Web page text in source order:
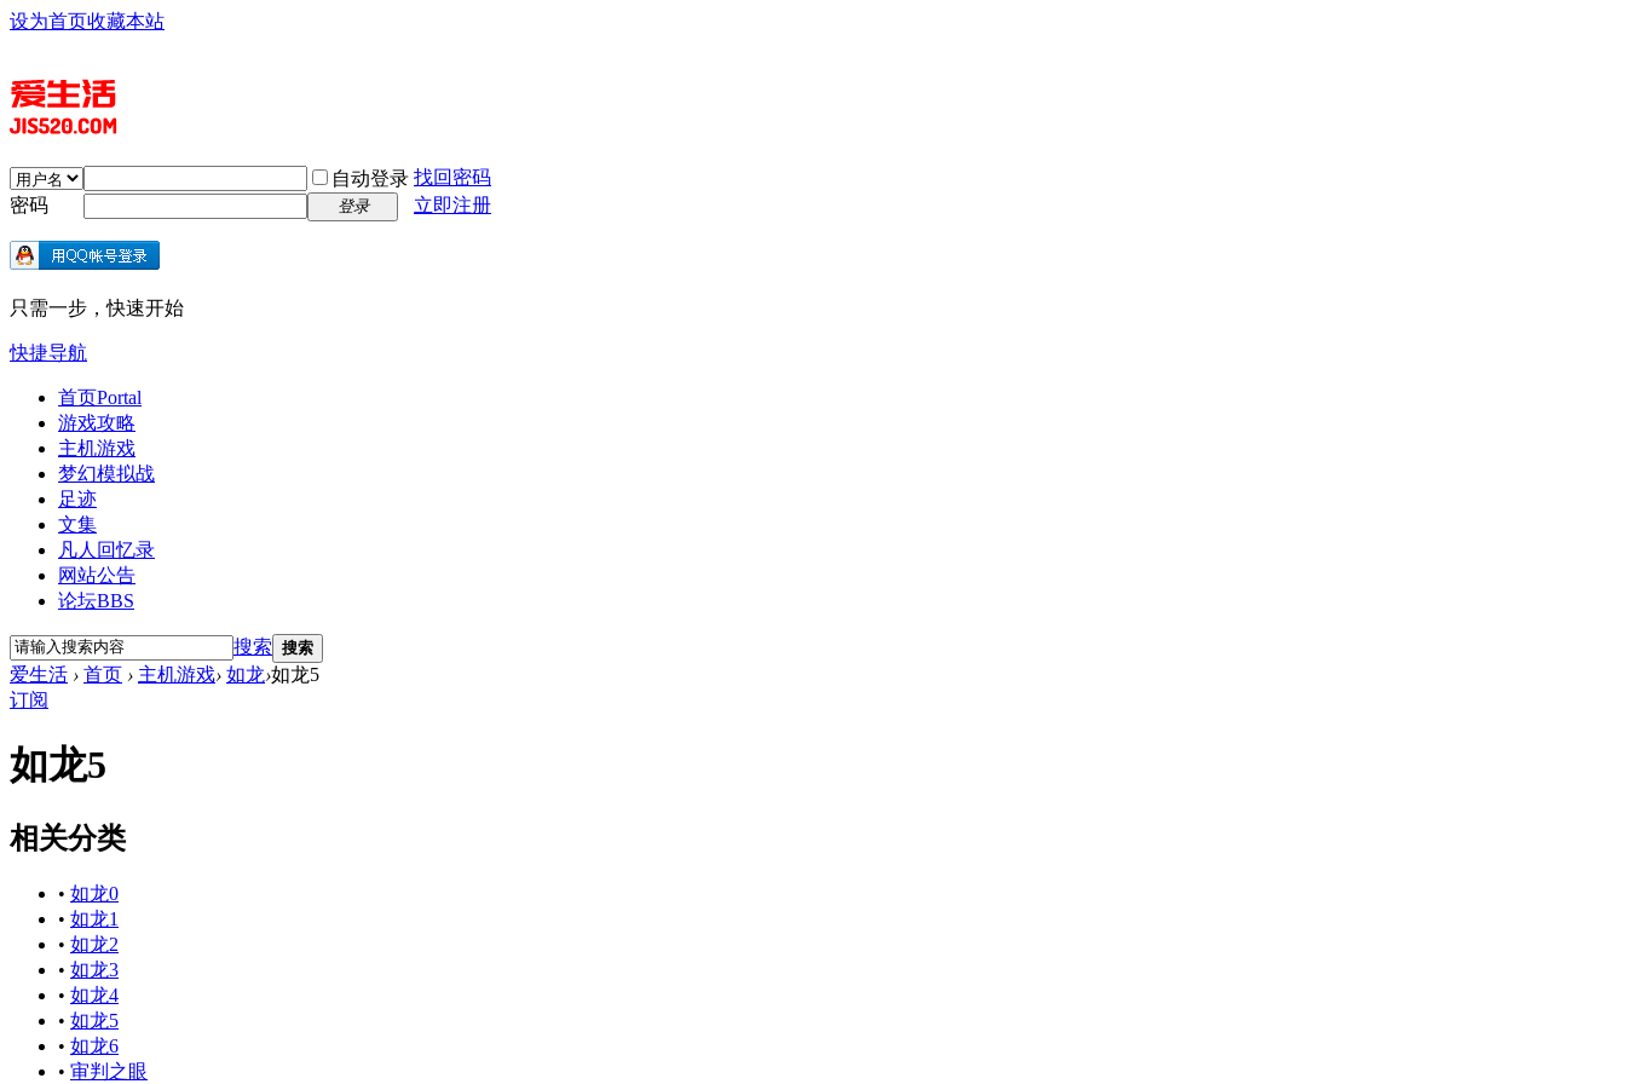
设为首页收藏本站
自动登录 找回密码
密码
登录 立即注册
只需一步，快速开始
快捷导航
首页Portal
游戏攻略
主机游戏
梦幻模拟战
足迹
文集
凡人回忆录
网站公告
论坛BBS
搜索 搜索
爱生活 › 首页 › 主机游戏› 如龙›如龙5
订阅
如龙5
相关分类
• 如龙0
• 如龙1
• 如龙2
• 如龙3
• 如龙4
• 如龙5
• 如龙6
• 审判之眼